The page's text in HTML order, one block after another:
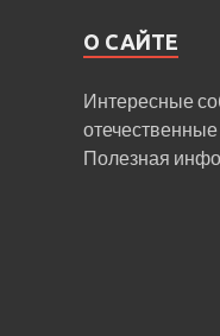
О САЙТЕ
Интересные
Полезная